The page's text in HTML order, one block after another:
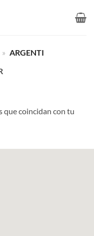
» ARGENTI
que coincidan con tu